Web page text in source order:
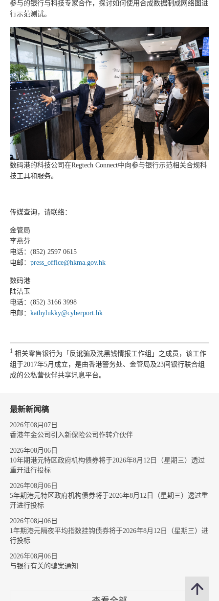
参与的银行与科技专家合作，探讨如何使用合成数据制成网络图进
行示范测试。
数码港的科技公司在Regtech Connect中向参与银行示范相关合规科
技工具和服务。
传媒查询，请联络：
金管局
李燕芬
电话：(852) 2597 0615
电邮： press_office@hkma.gov.hk
数码港
陆洁玉
电话：(852) 3166 3998
电邮： kathylukky@cyberport.hk
1 相关零售银行为「反讹骗及洗黑钱情报工作组」之成员，该工作
组于2017年5月成立，是由香港警务处、金管局及23间银行联合组
成的公私营伙伴共享讯息平台。
最新新闻稿
2026年08月07日
香港年金公司引入新保险公司作转介伙伴
2026年08月06日
10年期港元特区政府机构债券将于2026年8月12日（星期三）透过
重开进行投标
2026年08月06日
5年期港元特区政府机构债券将于2026年8月12日（星期三）透过重
开进行投标
2026年08月06日
1年期港元隔夜平均指数挂钩债券将于2026年8月12日（星期三）进
行投标
2026年08月06日
与银行有关的骗案通知